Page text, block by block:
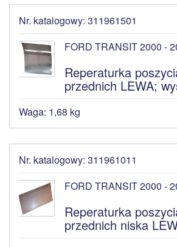
Nr. katalogowy: 311961501
FORD TRANSIT 2000 -
Reperaturka
przednich LEWA;
Waga: 1,68 kg
Nr. katalogowy: 311961011
FORD TRANSIT 2000 -
Reperaturka
przednich niska